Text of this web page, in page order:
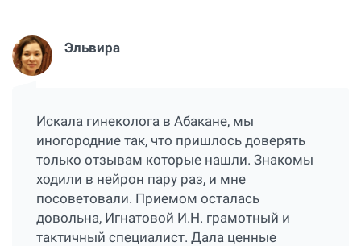
Эльвира
Искала гинеколога в Абакане, мы
иногородние так, что пришлось доверять
только отзывам которые нашли. Знакомы
ходили в нейрон пару раз, и мне
посоветовали. Приемом осталась
довольна, Игнатовой И.Н. грамотный и
тактичный специалист. Дала ценные